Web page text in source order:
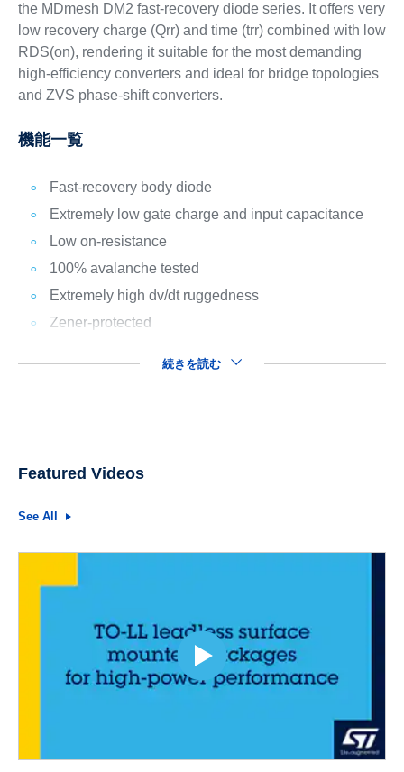
the MDmesh DM2 fast-recovery diode series. It offers very
low recovery charge (Qrr) and time (trr) combined with low
RDS(on), rendering it suitable for the most demanding
high-efficiency converters and ideal for bridge topologies
and ZVS phase-shift converters.
機能一覧
Fast-recovery body diode
Extremely low gate charge and input capacitance
Low on-resistance
100% avalanche tested
Extremely high dv/dt ruggedness
Zener-protected
続きを読む
Featured Videos
See All